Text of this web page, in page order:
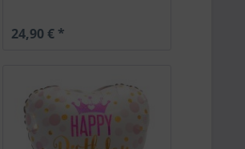
24,90 € *